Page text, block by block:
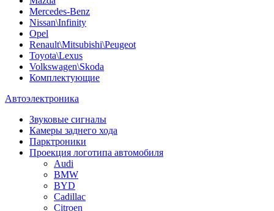
Mercedes-Benz
Nissan\Infinity
Opel
Renault\Mitsubishi\Peugeot
Toyota\Lexus
Volkswagen\Skoda
Комплектующие
Автоэлектроника
Звуковые сигналы
Камеры заднего хода
Парктроники
Проекция логотипа автомобиля
Audi
BMW
BYD
Cadillac
Citroen